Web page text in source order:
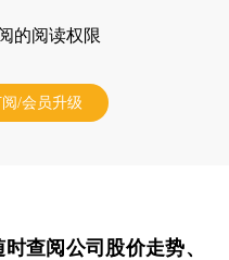
的阅读权限
/会员升级
时查阅公司股价走势、